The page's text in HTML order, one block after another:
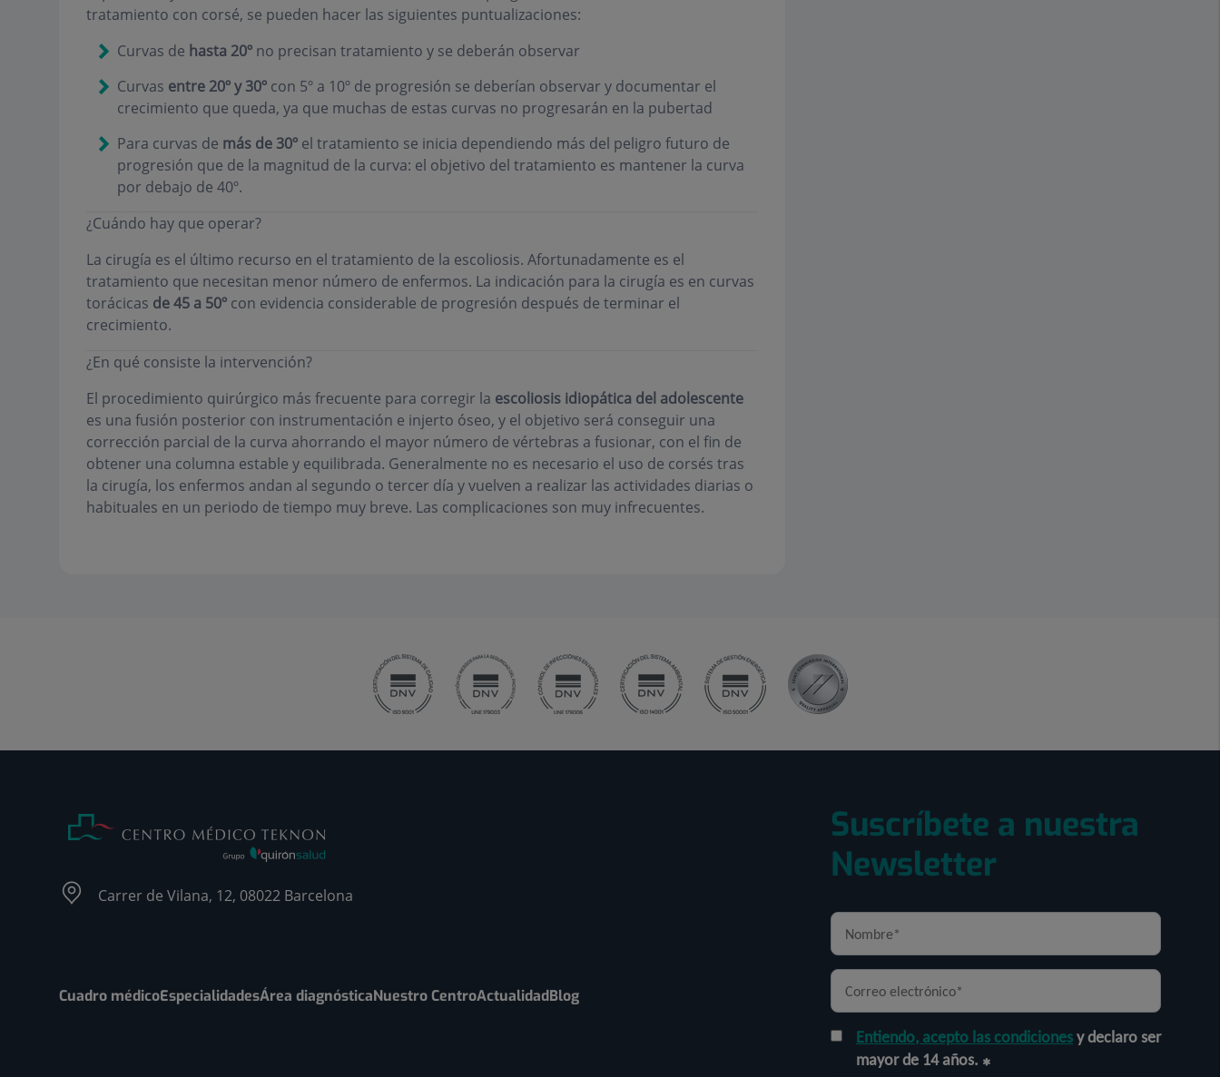
tratamiento con corsé, se pueden hacer las siguientes puntualizaciones:
Curvas de hasta 20º no precisan tratamiento y se deberán observar
Curvas entre 20º y 30ºcon 5º a 10º de progresión se deberían observar y documentar el
crecimiento que queda, ya que muchas de estas curvas no progresarán en la pubertad
Para curvas de más de 30º el tratamiento se inicia dependiendo más del peligro futuro de
progresión que de la magnitud de la curva: el objetivo del tratamiento es mantener la curva
por debajo de 40º.
¿Cuándo hay que operar?
La cirugía es el último recurso en el tratamiento de la escoliosis. Afortunadamente es el
tratamiento que necesitan menor número de enfermos. La indicación para la cirugía es en curvas
torácicas de 45 a 50ºcon evidencia considerable de progresión después de terminar el
crecimiento.
¿En qué consiste la intervención?
El procedimiento quirúrgico más frecuente para corregir la escoliosis idiopática del adolescente
es una fusión posterior con instrumentación e injerto óseo, y el objetivo será conseguir una
corrección parcial de la curva ahorrando el mayor número de vértebras a fusionar, con el fin de
obtener una columna estable y equilibrada. Generalmente no es necesario el uso de corsés tras
la cirugía, los enfermos andan al segundo o tercer día y vuelven a realizar las actividades diarias o
habituales en un periodo de tiempo muy breve. Las complicaciones son muy infrecuentes.
Carrer de Vilana, 12, 08022 Barcelona
Cuadro médicoEspecialidadesÁrea diagnósticaNuestro CentroActualidadBlog
Suscríbete a nuestra
Newsletter
Entiendo, acepto las condicionesy declaro ser
mayor de 14 años.